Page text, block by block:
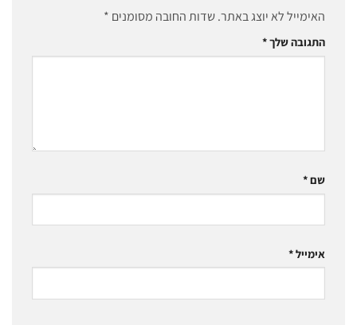
האימייל לא יוצג באתר.שדות החובה מסומנים *
התגובה שלך*
שם*
אימייל*